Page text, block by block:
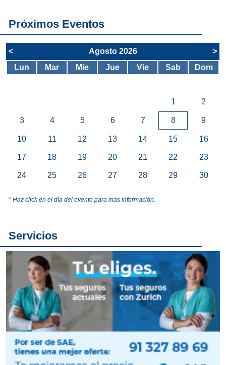
Próximos Eventos
< Agosto 2026
>
Lun
Mar Mie Jue Vie Sab Dom
1 2
3 4 5 6 7 8 9
10 11 12 13 14 15 16
17 18 19 20 21 22 23
24 25 26 27 28 29 30
* Haz click en el día del evento para más información.
Servicios